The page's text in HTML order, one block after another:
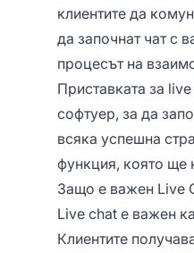
клиентите да
да започнат чат с
процесът на
Приставката за
софтуер, за да
всяка успешна
функция, която ще
Защо е важен Live
Live chat е важен
Клиентите